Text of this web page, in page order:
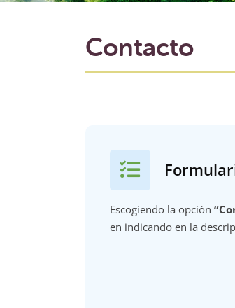
Contacto
Escogiendo la opción
en indicando en la